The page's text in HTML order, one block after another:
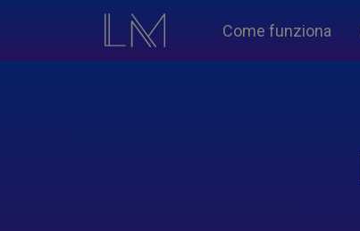
Come funziona